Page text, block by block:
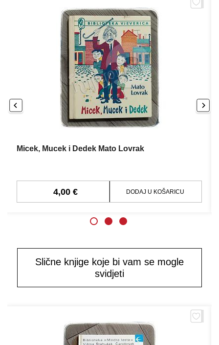
Micek, Mucek i Dedek Mato Lovrak
4,00 € DODAJ U KOŠARICU
Slične knjige koje bi vam se mogle
svidjeti